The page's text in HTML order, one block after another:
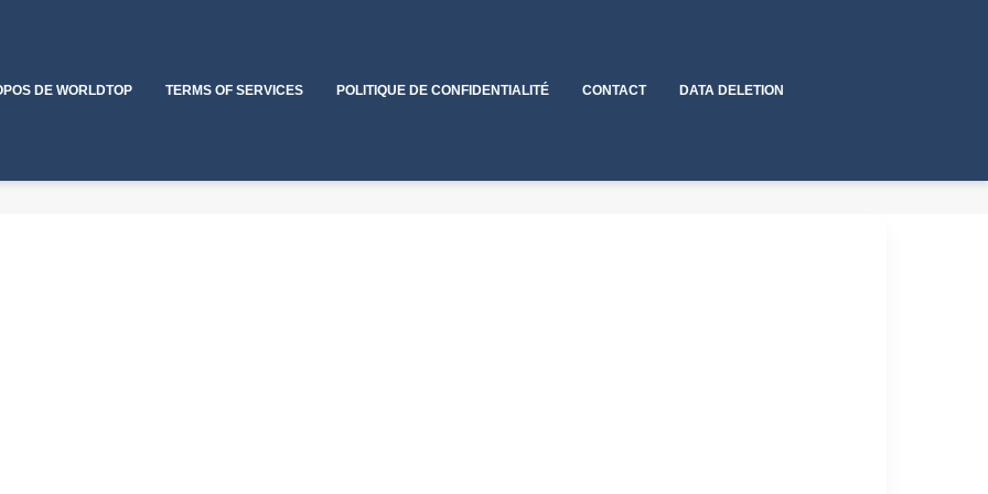
DE WORLDTOP TERMS OF SERVICES POLITIQUE DE CONFIDENTIALITÉ CONTACT DATA DELETION